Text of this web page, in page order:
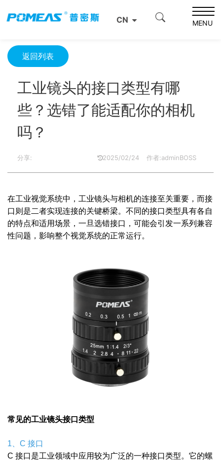
CN MENU
工业镜头的接口类型有哪些？选错了能适配你的相机吗？
返回列表
工业镜头的接口类型有哪
些？选错了能适配你的相机
吗？
分享: 2025/02/24 作者:adminBOSS
在工业视觉系统中，工业镜头与相机的连接至关重要，而接
口则是二者实现连接的关键桥梁。不同的接口类型具有各自
的特点和适用场景，一旦选错接口，可能会引发一系列兼容
性问题，影响整个视觉系统的正常运行。
常见的工业镜头接口类型
1、C 接口
C 接口是工业领域中应用较为广泛的一种接口类型。它的螺